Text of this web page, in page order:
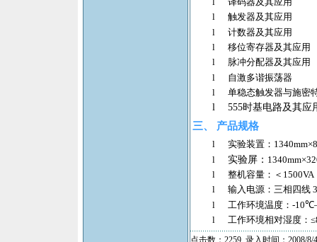
l
触发器及其应用
l
计数器及其应用
l
移位寄存器及其应用
l
脉冲分配器及其应用
l
自激多谐振荡器
l
单稳态触发器与施密
l
555时基电路及其应
三、 产品规格
l 实验装置： 1340mm×
l
实验屏：
l
整机容量：＜ 1500VA
l
输入电源：三相四线
l
工作环境温度： -10
l
工作环境相对湿度：≤
点击数：2259 录入时间：2008/8/